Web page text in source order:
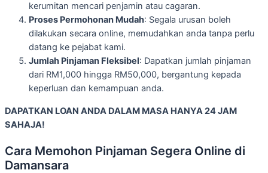
kerumitan mencari penjamin atau cagaran.
Proses Permohonan Mudah: Segala urusan boleh
dilakukan secara online, memudahkan anda tanpa perlu
datang ke pejabat kami.
Jumlah Pinjaman Fleksibel: Dapatkan jumlah pinjaman
dari RM1,000 hingga RM50,000, bergantung kepada
keperluan dan kemampuan anda.
DAPATKAN LOAN ANDA DALAM MASA HANYA 24 JAM
SAHAJA!
Cara Memohon Pinjaman Segera Online di
Damansara